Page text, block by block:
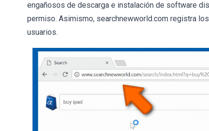
engañosos de descarga e instalación de software
permiso. Asimismo, searchnewworld.com registra
usuarios.